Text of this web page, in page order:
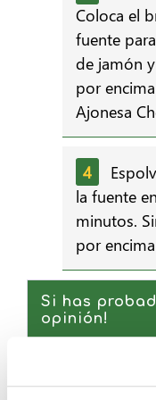
Coloca el
fuente
de jamón
por
Ajonesa
la fuente
minutos.
por
Si has
opinión!
votes)